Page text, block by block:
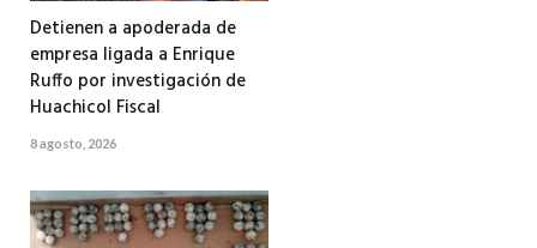
Detienen a apoderada de
empresa ligada a Enrique
Ruffo por investigación de
Huachicol Fiscal
8 agosto, 2026